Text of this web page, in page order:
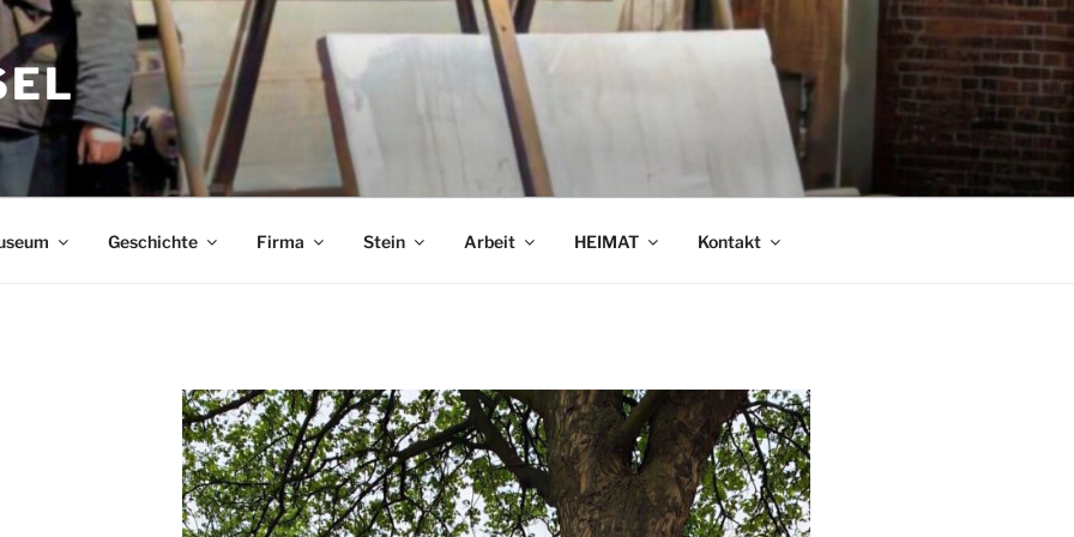
Geschichte Firma Stein Arbeit HEIMAT Kontakt